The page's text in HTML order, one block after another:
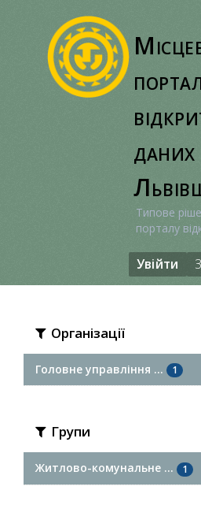
даних
Типове
порталу
Увійти
Організації
Головне управління ... 1
Групи
Житлово-комунальне ... 1